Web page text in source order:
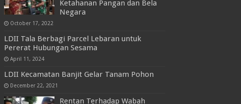
Ketahanan Pangan dan Bela
Negara
October 17, 2022
LDII Tala Berbagi Parcel Lebaran untuk
Pererat Hubungan Sesama
April 11, 2024
LDII Kecamatan Banjit Gelar Tanam Pohon
December 22, 2021
Rentan Terhadap Wabah